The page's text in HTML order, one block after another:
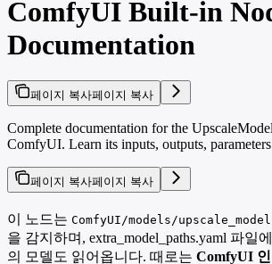
ComfyUI Built-in
Documentation
페이지 복사페이지 복사
Complete documentation for the
ComfyUI. Learn its inputs, outputs, parameters
페이지 복사페이지 복사
이 노드는 ComfyUI/models/
을 감지하며, extra_model_paths.yaml 파일
의 모델도 읽어옵니다. 때로는 ComfyUI